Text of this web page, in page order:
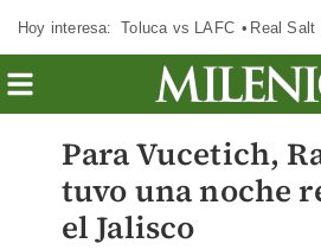
Hoy interesa: Toluca vs LAFC Real Salt
Para Vucetich,
tuvo una noche
el Jalisco